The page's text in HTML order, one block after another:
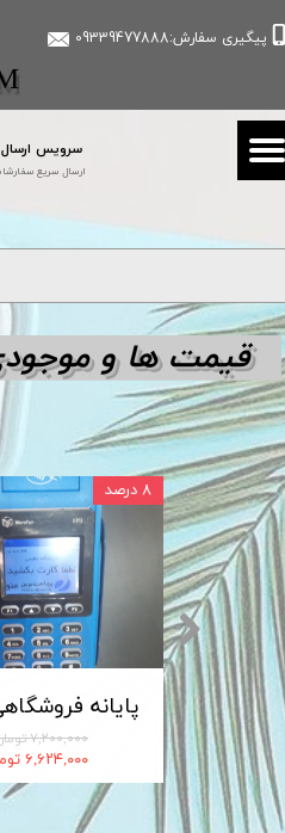
سرویس
ارسال سریع
پیگیری سفارش:09339477888
حساب کاربری من
تغییر گذر واژه
سفارشات
۷,۲۰۰,۰۰۰ تومان
۶,۶۲۴,۰۰۰ تومان
۸ درصد
کابل شارژ MICRO-USB اندروید LDNIO الدینیو مدل XS-07 متراژ 1 متر
قیمت ها و مو